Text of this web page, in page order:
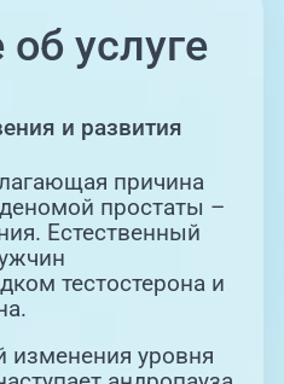
возможны такие
интоксикации,
нарушение
услуге
и развития
причина
простаты –
Естественный
тестостерона и
изменения уровня